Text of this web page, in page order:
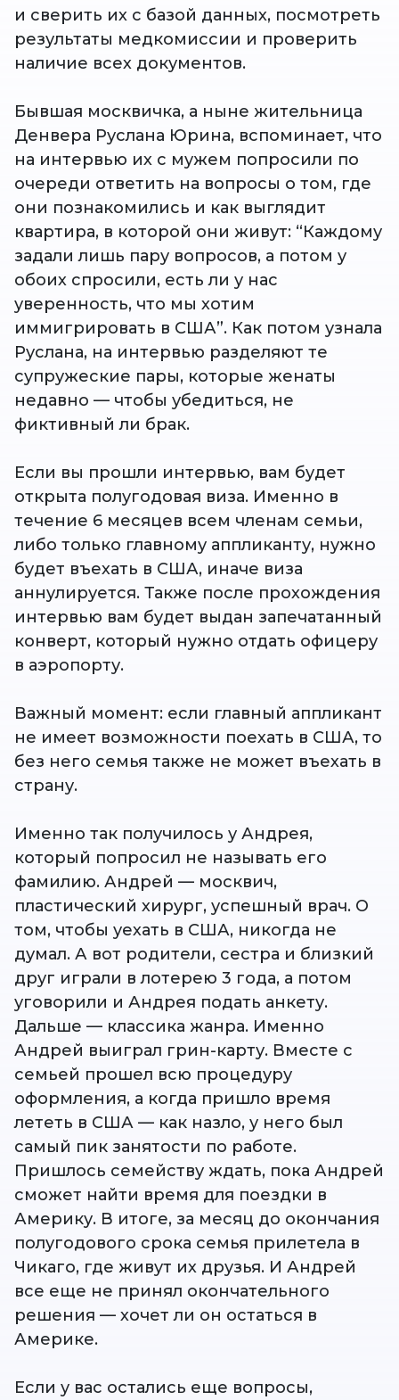
и сверить их с базой данных, посмотреть
результаты медкомиссии и проверить
наличие всех документов.
Бывшая москвичка, а ныне жительница
Денвера Руслана Юрина, вспоминает, что
на интервью их с мужем попросили по
очереди ответить на вопросы о том, где
они познакомились и как выглядит
квартира, в которой они живут: “Каждому
задали лишь пару вопросов, а потом у
обоих спросили, есть ли у нас
уверенность, что мы хотим
иммигрировать в США”. Как потом узнала
Руслана, на интервью разделяют те
супружеские пары, которые женаты
недавно — чтобы убедиться, не
фиктивный ли брак.
Если вы прошли интервью, вам будет
открыта полугодовая виза. Именно в
течение 6 месяцев всем членам семьи,
либо только главному аппликанту, нужно
будет въехать в США, иначе виза
аннулируется. Также после прохождения
интервью вам будет выдан запечатанный
конверт, который нужно отдать офицеру
в аэропорту.
Важный момент: если главный аппликант
не имеет возможности поехать в США, то
без него семья также не может въехать в
страну.
Именно так получилось у Андрея,
который попросил не называть его
фамилию. Андрей — москвич,
пластический хирург, успешный врач. О
том, чтобы уехать в США, никогда не
думал. А вот родители, сестра и близкий
друг играли в лотерею 3 года, а потом
уговорили и Андрея подать анкету.
Дальше — классика жанра. Именно
Андрей выиграл грин-карту. Вместе с
семьей прошел всю процедуру
оформления, а когда пришло время
лететь в США — как назло, у него был
самый пик занятости по работе.
Пришлось семейству ждать, пока Андрей
сможет найти время для поездки в
Америку. В итоге, за месяц до окончания
полугодового срока семья прилетела в
Чикаго, где живут их друзья. И Андрей
все еще не принял окончательного
решения — хочет ли он остаться в
Америке.
Если у вас остались еще вопросы,